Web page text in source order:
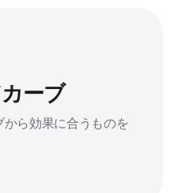
ーブ
から効果に合うものを